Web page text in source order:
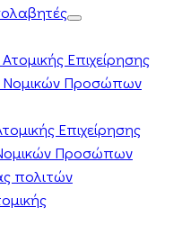
Επιχείρησης
Νομικών Προσώπων
Επιχείρησης
Προσώπων
πολιτών